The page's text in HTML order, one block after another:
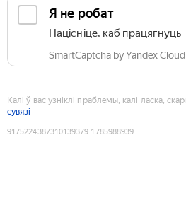
Я не робат
Націсніце, каб працягнуць
SmartCaptcha by Yandex Cloud
Калі ў вас узніклі праблемы, калі ласка,
сувязі
9175224387310139379:1785988939